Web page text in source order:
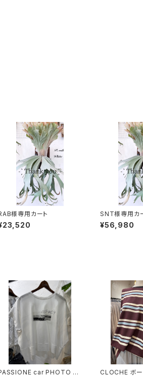
様専用カート SNT様専用カ
¥56,980
car PHOTO T
CLOCHE ボー